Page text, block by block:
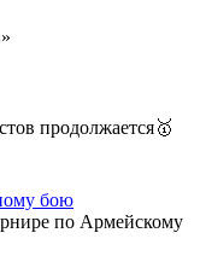
продолжается🥇
бою
по Армейскому